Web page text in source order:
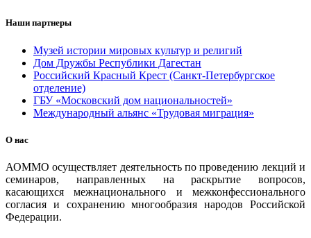
Наши партнеры
Музей истории мировых культур и религий
Дом Дружбы Республики Дагестан
Российский Красный Крест (Санкт-Петербургское
отделение)
ГБУ «Московский дом национальностей»
Международный альянс «Трудовая миграция»
О нас
АОММО осуществляет деятельность по проведению лекций и
семинаров, направленных на раскрытие вопросов,
касающихся межнационального и межконфессионального
согласия и сохранению многообразия народов Российской
Федерации.